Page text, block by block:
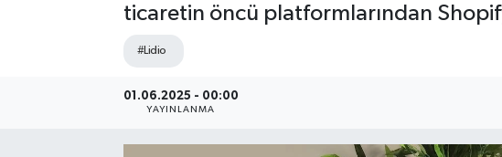
ticaretin öncü platformlarından
#Lidio
01.06.2025 - 00:00
YAYINLANMA